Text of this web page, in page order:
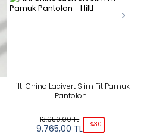
Hiltl Chino Lacivert Slim Fit Pamuk
Pantolon
13.950,00TL
9.765,00 TL -%30